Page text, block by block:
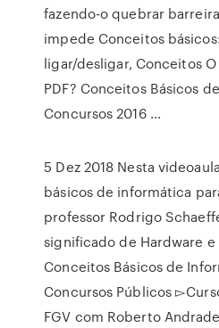
fazendo-o quebrar
impede Conceitos
ligar/desligar, Conceitos
PDF? Conceitos Básicos
Concursos 2016 ...
5 Dez 2018 Nesta
básicos de informática
professor Rodrigo
significado de Hardware e
Conceitos Básicos de
Concursos Públicos
FGV com Roberto